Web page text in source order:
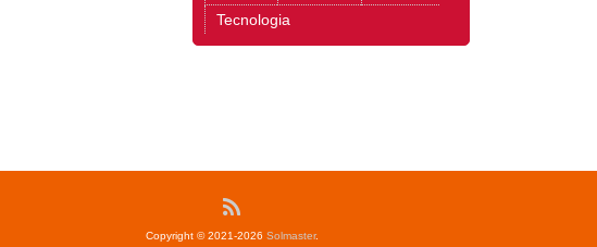
Tecnologia
Copyright © 2021-2026 Solmaster.